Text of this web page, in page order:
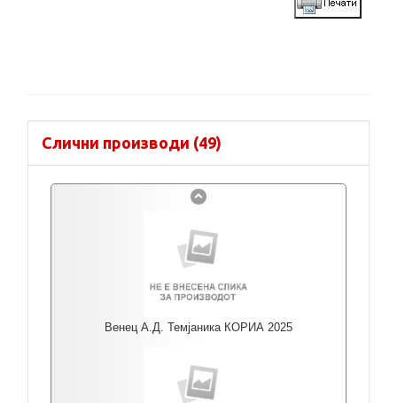
Слични производи (49)
Венец А.Д. Темјаника КОРИА 2025